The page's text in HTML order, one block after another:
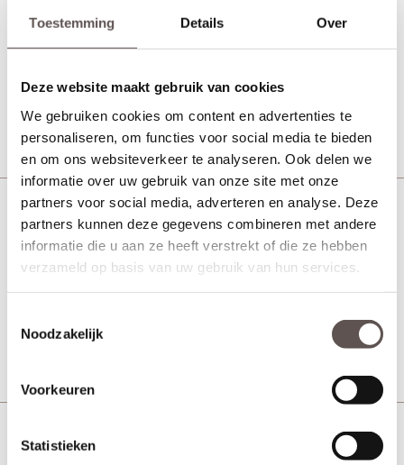
Toestemming Details Over
Deze website maakt gebruik van cookies
We gebruiken cookies om content en advertenties te
personaliseren, om functies voor social media te bieden
en om ons websiteverkeer te analyseren. Ook delen we
informatie over uw gebruik van onze site met onze
partners voor social media, adverteren en analyse. Deze
partners kunnen deze gegevens combineren met andere
informatie die u aan ze heeft verstrekt of die ze hebben
verzameld op basis van uw gebruik van hun services.
Noodzakelijk
Voorkeuren
Statistieken
Blank glas
MDF binnendeuren
5 werkdagen
Bekijk
ALBO FI 2500
MDF binnendeuren
Vanaf € 365,-